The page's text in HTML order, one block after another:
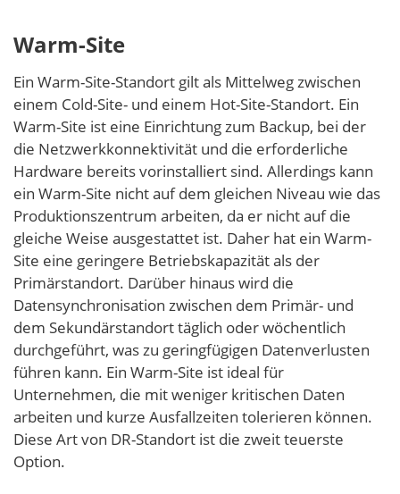
Warm-Site
Ein Warm-Site-Standort gilt als Mittelweg zwischen
einem Cold-Site- und einem Hot-Site-Standort. Ein
Warm-Site ist eine Einrichtung zum Backup, bei der
die Netzwerkkonnektivität und die erforderliche
Hardware bereits vorinstalliert sind. Allerdings kann
ein Warm-Site nicht auf dem gleichen Niveau wie das
Produktionszentrum arbeiten, da er nicht auf die
gleiche Weise ausgestattet ist. Daher hat ein Warm-
Site eine geringere Betriebskapazität als der
Primärstandort. Darüber hinaus wird die
Datensynchronisation zwischen dem Primär- und
dem Sekundärstandort täglich oder wöchentlich
durchgeführt, was zu geringfügigen Datenverlusten
führen kann. Ein Warm-Site ist ideal für
Unternehmen, die mit weniger kritischen Daten
arbeiten und kurze Ausfallzeiten tolerieren können.
Diese Art von DR-Standort ist die zweit teuerste
Option.